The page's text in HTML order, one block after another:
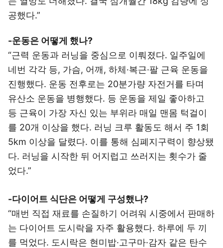
공했다.”
-운동은 어떻게 했나?
“근력 운동과 러닝을 중심으로 이뤄졌다. 일주일에
네번 각각 등, 가슴, 어깨, 하체·복근·팔 근육 운동을
진행했다. 운동 전후로는 20분가량 자전거를 타며
유산소 운동을 병행했다. 등 운동을 제일 좋아하고
등 근육이 가장 자신 있는 부위라 매일 맨몸 턱걸이
를 20개 이상을 했다. 러닝 크루 활동도 해서 주 1회
5km 이상을 달렸다. 이를 통해 심폐지구력이 향상됐
다. 러닝을 시작한 뒤 어지럽고 쓰러지는 횟수가 줄
었다.”
-다이어트 식단은 어떻게 구성했나?
“매번 직접 재료를 손질하기 어려워 시중에서 판매하
는 다이어트 도시락을 자주 활용했다. 하루에 두 끼
를 먹었다. 도시락은 현미밥·고구마·감자 같은 탄수